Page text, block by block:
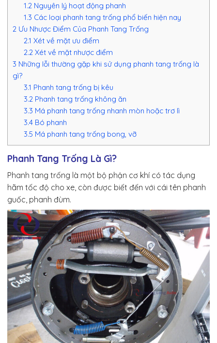
1.2 Nguyên lý hoạt động phanh
1.3 Các loại phanh tang trống phổ biến hiện nay
2 Ưu Nhược Điểm Của Phanh Tang Trống
2.1 Xét về mặt ưu điểm
2.2 Xét về mặt nhược điểm
3 Những lỗi thường gặp khi sử dụng phanh tang trống là
gì?
3.1 Phanh tang trống bị kêu
3.2 Phanh tang trống không ăn
3.3 Má phanh tang trống nhanh mòn hoặc trơ lì
3.4Bó phanh
3.5 Má phanh tang trống bong, vỡ
Phanh Tang Trống Là Gì?
Phanh tang trống là một bộ phận cơ khí có tác dụng
hãm tốc độ cho xe, còn được biết đến với cái tên phanh
guốc, phanh đùm.